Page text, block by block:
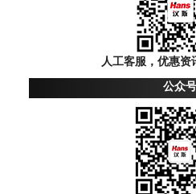
人工客服，优惠资
公众号